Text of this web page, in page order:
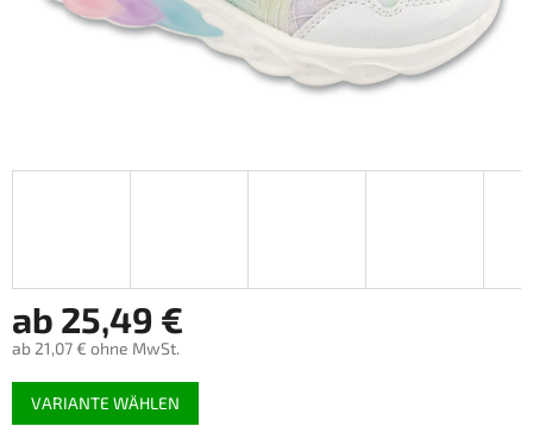
ab 25,49 €
ab 21,07 € ohne MwSt.
Verkaufspreis:
VARIANTE WÄHLEN